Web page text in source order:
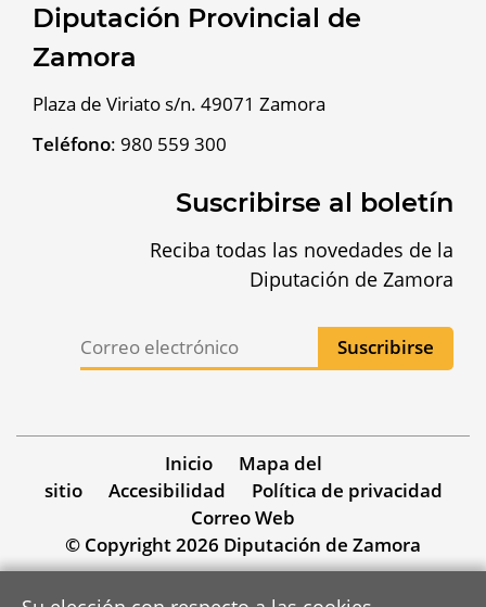
Diputación Provincial de
Zamora
Plaza de Viriato s/n. 49071 Zamora
Teléfono: 980 559 300
Suscribirse al boletín
Reciba todas las novedades de la
Diputación de Zamora
Inicio
Mapa del
sitio
Accesibilidad
Política de privacidad
Correo Web
© Copyright 2026 Diputación de Zamora